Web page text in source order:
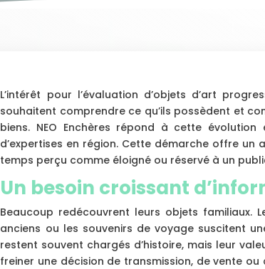
L’intérêt pour l’évaluation d’objets d’art
souhaitent comprendre ce qu’ils possèdent et
biens. NEO Enchères répond à cette
d’expertises en région. Cette démarche offre
temps perçu comme éloigné ou réservé à un
Un besoin croissant
Beaucoup redécouvrent leurs objets familiaux.
anciens ou les souvenirs de voyage suscitent
restent souvent chargés d’histoire, mais leur
freiner une décision de transmission, de vente ou